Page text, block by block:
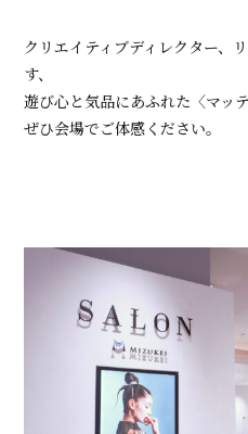
クリエイティブディレクター、
す、
遊び心と気品にあふれた〈マッ
ぜひ会場でご体感ください。